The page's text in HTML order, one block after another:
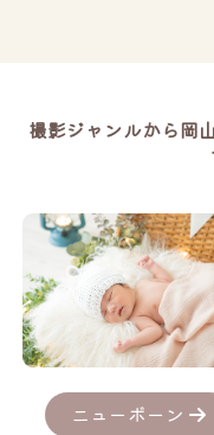
撮影ジャンルから岡
ニューボーン